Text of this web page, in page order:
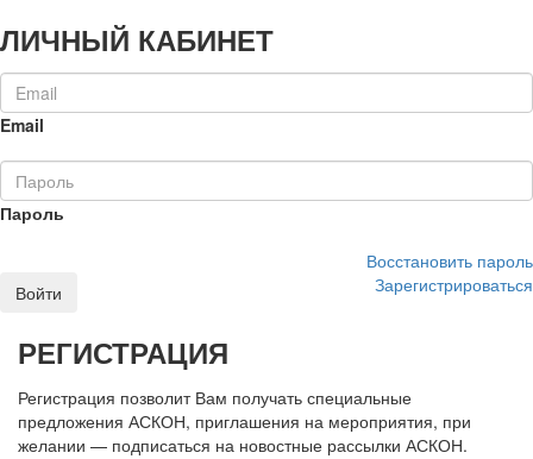
ЛИЧНЫЙ КАБИНЕТ
Email
Пароль
Восстановить пароль
Войти
Зарегистрироваться
РЕГИСТРАЦИЯ
Регистрация позволит Вам получать специальные
предложения АСКОН, приглашения на мероприятия, при
желании — подписаться на новостные рассылки АСКОН.